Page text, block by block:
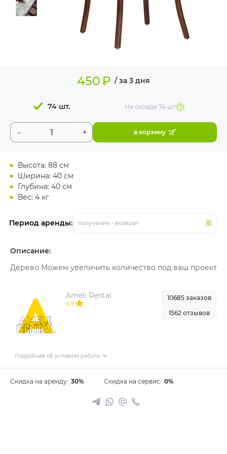
ИЗДЕЛИЯ ДЛЯ
Высота: 88 см
Ширина: 40 см
Глубина: 40 см
Вес: 4 кг
Период аренды: получение - возврат
450₽ / за 3 дня
- +
74 шт. На складе74 шт
в корзину
Описание:
Дерево Можем увеличить количество под ваш проект
Ameli Rental
4.9
Подробнее об условиях работы
10685 заказов
1562 отзывов
Скидка на аренду: 30% Скидка на сервис: 0%